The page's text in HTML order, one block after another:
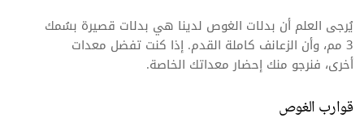
يُرجى العلم أن بدلات الغوص لدينا هي بدلات قصيرة بسُمك
3 مم، وأن الزعانف كاملة القدم. إذا كنت تفضل معدات
أخرى، فنرجو منك إحضار معداتك الخاصة.
قوارب الغوص